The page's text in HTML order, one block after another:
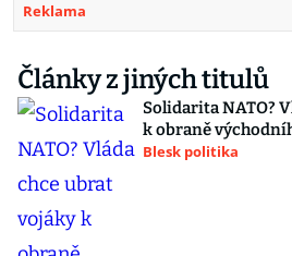
Reklama
Články z jiných titulů
Solidarita NATO?
k obraně
Blesk politika